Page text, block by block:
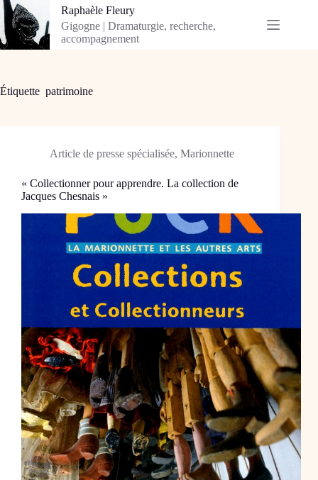
Passer
contenu
Raphaèle Fleury
Gigogne | Dramaturgie, recherche,
accompagnement
Étiquette patrimoine
Article de presse spécialisée, Marionnette
« Collectionner pour apprendre. La collection de
Jacques Chesnais »